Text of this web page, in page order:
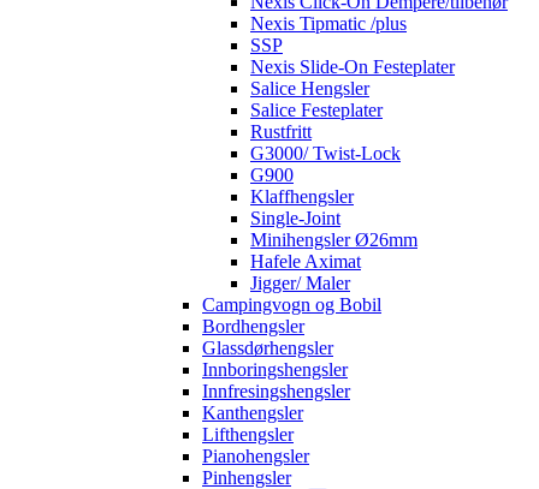
Nexis Tipmatic /plus
SSP
Nexis Slide-On Festeplater
Salice Hengsler
Salice Festeplater
Rustfritt
G3000/ Twist-Lock
G900
Klaffhengsler
Single-Joint
Minihengsler Ø26mm
Hafele Aximat
Jigger/ Maler
Campingvogn og Bobil
Bordhengsler
Glassdørhengsler
Innboringshengsler
Innfresingshengsler
Kanthengsler
Lifthengsler
Pianohengsler
Pinhengsler